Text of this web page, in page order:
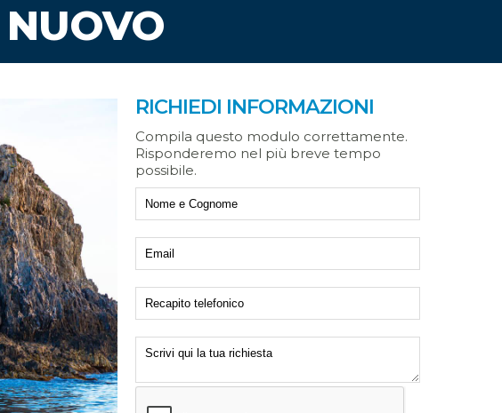
RICHIEDI INFORMAZIONI
Compila questo modulo correttamente.
Risponderemo nel più breve tempo
possibile.